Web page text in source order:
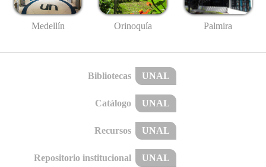
Medellín Orinoquía Palmira
Bibliotecas UNAL
Catálogo UNAL
Recursos UNAL
Repositorio institucional UNAL